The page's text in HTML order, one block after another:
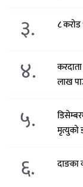
३. ८ करोड
४.
लाख
५.
मृत्युको
६. दाङका